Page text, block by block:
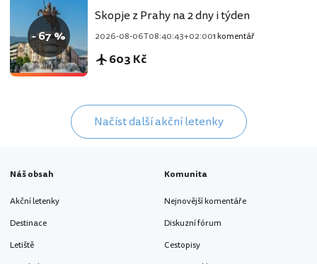
- 67 %
Skopje z Prahy na 2 dny i týden
2026-08-06T08:40:43+02:001 komentář
603 Kč
Načíst další akční letenky
Náš obsah
Akční letenky
Destinace
Letiště
Komunita
Nejnovější komentáře
Diskuzní fórum
Cestopisy